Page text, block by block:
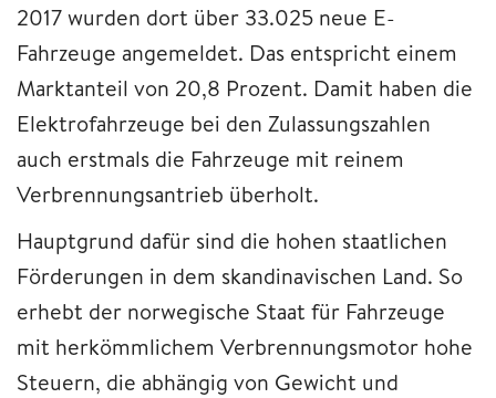
2017 wurden dort über 33.025 neue E-
Fahrzeuge angemeldet. Das entspricht einem
Marktanteil von 20,8 Prozent. Damit haben die
Elektrofahrzeuge bei den Zulassungszahlen
auch erstmals die Fahrzeuge mit reinem
Verbrennungsantrieb überholt.
Hauptgrund dafür sind die hohen staatlichen
Förderungen in dem skandinavischen Land. So
erhebt der norwegische Staat für Fahrzeuge
mit herkömmlichem Verbrennungsmotor hohe
Steuern, die abhängig von Gewicht und